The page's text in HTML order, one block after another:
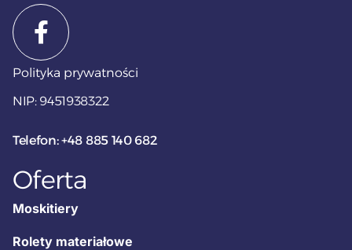
Polityka prywatności
NIP: 9451938322
Telefon: +48 885 140 682
Oferta
Moskitiery
Rolety materiałowe